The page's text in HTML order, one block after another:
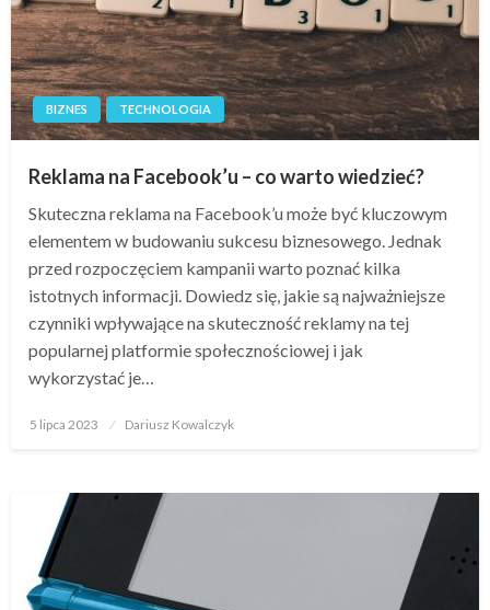
BIZNES TECHNOLOGIA
Reklama na Facebook’u – co warto wiedzieć?
Skuteczna reklama na Facebook’u może być kluczowym
elementem w budowaniu sukcesu biznesowego. Jednak
przed rozpoczęciem kampanii warto poznać kilka
istotnych informacji. Dowiedz się, jakie są najważniejsze
czynniki wpływające na skuteczność reklamy na tej
popularnej platformie społecznościowej i jak
wykorzystać je…
Opublikowane
5 lipca 2023 Dariusz Kowalczyk